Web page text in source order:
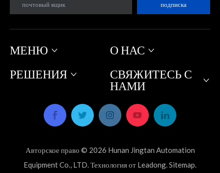
почтовый ящик подписка
МЕНЮ
О НАС
РЕШЕНИЯ
СВЯЖИТЕСЬ С
НАМИ
Авторское право © 2026 Hunan Jingtan Automation
Equipment Co., LTD. Технология от Leadong.Sitemap.